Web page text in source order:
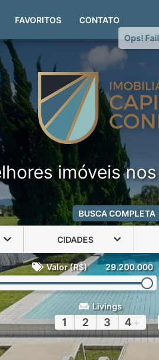
FAVORITOS CONTATO
imóveis
BUSCA COMPLETA
CIDADES
Valor (R$) 29.200.000
Livings
1 2 3 4 +